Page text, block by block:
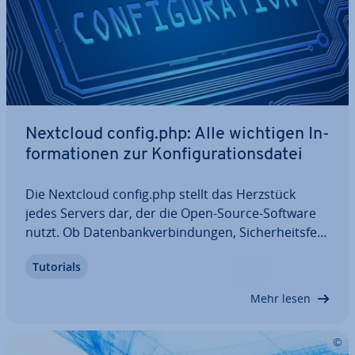
Nextcloud config.php: Alle wichtigen In­
for­ma­tio­nen zur Kon­fi­gu­ra­ti­ons­da­tei
Die Nextcloud config.php stellt das Herzstück
jedes Servers dar, der die Open-Source-Software
nutzt. Ob Da­ten­bank­ver­bin­dun­gen, Si­cher­heits­fea­
ons­da­tei werden ver­schie­de­ne fun­da­men­ta­le Ein­
Tutorials
Mehr lesen